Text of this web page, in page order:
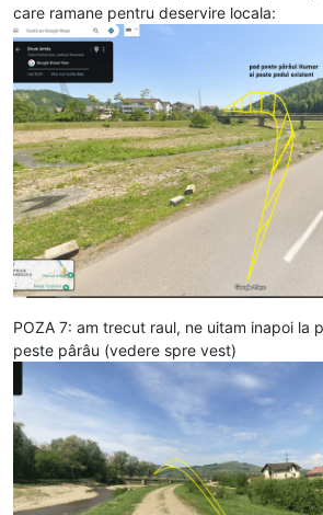
care ramane pentru deservire locala:
POZA 7: am trecut raul, ne uitam inapoi la
peste pârâu (vedere spre vest)